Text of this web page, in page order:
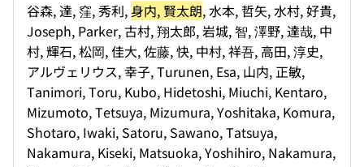
谷森, 達, 窪, 秀利, 身内, 賢太朗, 水本, 哲矢, 水村, 好貴,
Joseph, Parker, 古村, 翔太郎, 岩城, 智, 澤野, 達哉, 中
村, 輝石, 松岡, 佳大, 佐藤, 快, 中村, 祥吾, 高田, 淳史,
アルヴェリウス, 幸子, Turunen, Esa, 山内, 正敏,
Tanimori, Toru, Kubo, Hidetoshi, Miuchi, Kentaro,
Mizumoto, Tetsuya, Mizumura, Yoshitaka, Komura,
Shotaro, Iwaki, Satoru, Sawano, Tatsuya,
Nakamura, Kiseki, Matsuoka, Yoshihiro, Nakamura,